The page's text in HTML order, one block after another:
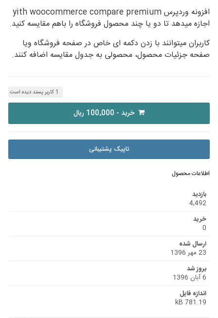
افزونه وردپرس yith woocommerce compare premium
اجازه میدهد تا دو یا چند محصول فروشگاه را باهم مقایسه کنید.
کاربران میتوانند با زدن دکمه ای خاص در صفحه فروشگاه ویا
صفحه جزئیات محصول، محصولی به جدول مقایسه اضافه کنند.
1 کاربر پسند دیده است
خرید - 100٬000 ریال
تاپیک پشتیبانی
اطلاعات محصول
بازدید
4,492
خرید
0
ارسال شده
23 مهر 1396
بروز شد
6 آبان 1396
اندازه فایل
781.19 kB